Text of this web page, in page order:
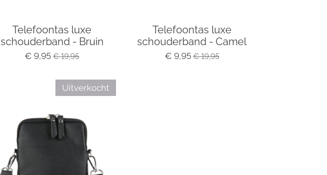
Telefoontas luxe
schouderband - Bruin
€ 9,95 € 19,95
Telefoontas luxe
schouderband - Camel
€ 9,95 € 19,95
Uitverkocht